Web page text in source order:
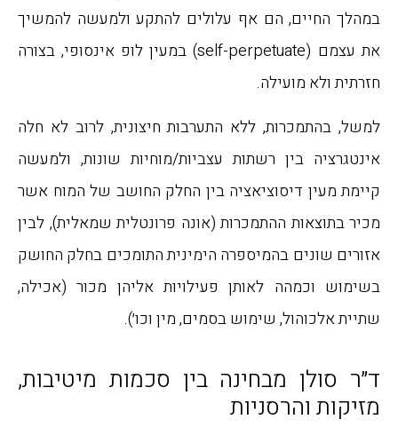
במהלך החיים, הם אף עלולים להתקע ולמעשה להמשיך
את עצמם (self-perpetuate) במעין לופ אינסופי, בצורה
חזרתית ולא מועילה.
למשל, בהתמכרות, ללא התערבות חיצונית, לרוב לא חלה
אינטגרציה בין רשתות עצביות/מוחיות שונות, ולמעשה
קיימת מעין דיסוציאציה בין החלק החושב של המוח אשר
מכיר בתוצאות ההתמכרות (אונה פרונטלית שמאלית), לבין
אזורים שונים בהמיספרה הימינית התומכים בחלק החושק
בשימוש וכמהה לאותן פעילויות אליהן מכור (אכילה,
שתיית אלכוהול, שימוש בסמים, מין וכו׳).
ד״ר סולן מבחינה בין סכמות מיטיבות,
מזיקות והרסניות